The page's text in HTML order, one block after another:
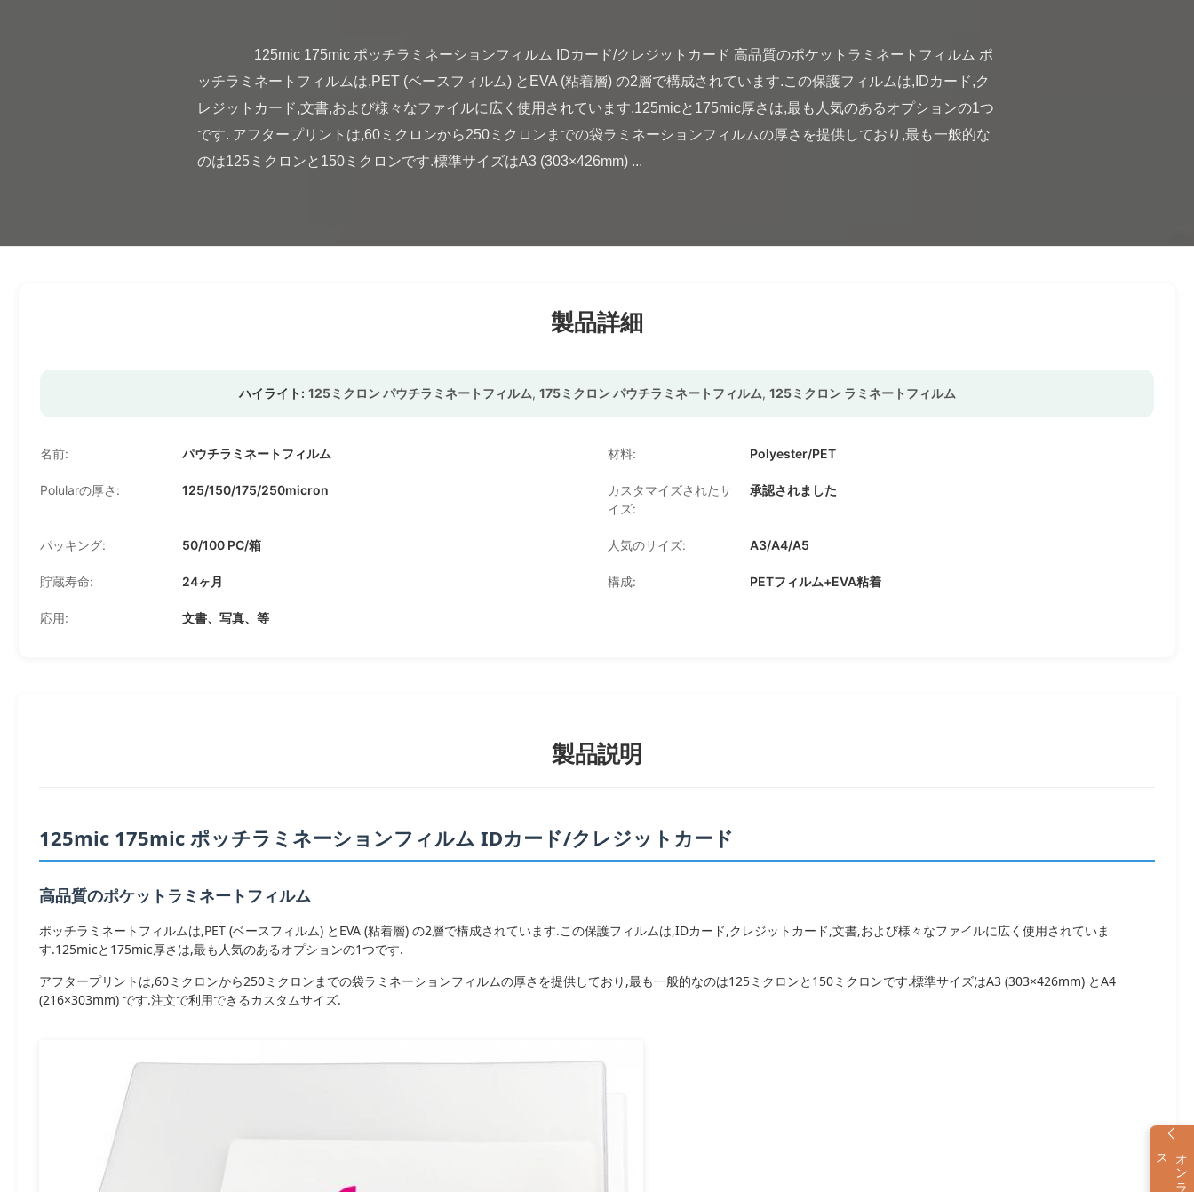
ス
ッチラミネートフィルムは,PET (ベースフィルム) とEVA (粘着層) の2層で構成されています.この保護フィルムは,IDカード,ク
レジットカード,文書,および様々なファイルに広く使用されています.125micと175mic厚さは,最も人気のあるオプションの1つ
です. アフタープリントは,60ミクロンから250ミクロンまでの袋ラミネーションフィルムの厚さを提供しており,最も一般的な
のは125ミクロンと150ミクロンです.標準サイズはA3 (303×426mm) ...
製品詳細
ハイライト: 125ミクロン パウチラミネートフィルム, 175ミクロン パウチラミネートフィルム, 125ミクロン ラミネートフィルム
名前: パウチラミネートフィルム 材料: Polyester/PET
Polularの厚さ: 125/150/175/250micron
カスタマイズされたサ
イズ:
承認されました
パッキング: 50/100 PC/箱 人気のサイズ: A3/A4/A5
貯蔵寿命: 24ヶ月 構成: PETフィルム+EVA粘着
応用: 文書、写真、等
製品説明
125mic 175mic ポッチラミネーションフィルム IDカード/クレジットカード
高品質のポケットラミネートフィルム
ポッチラミネートフィルムは,PET (ベースフィルム) とEVA (粘着層) の2層で構成されています.この保護フィルムは,IDカード,クレジットカード,文書,および様々なファイルに広く使用されていま
す.125micと175mic厚さは,最も人気のあるオプションの1つです.
アフタープリントは,60ミクロンから250ミクロンまでの袋ラミネーションフィルムの厚さを提供しており,最も一般的なのは125ミクロンと150ミクロンです.標準サイズはA3 (303×426mm) とA4
(216×303mm) です.注文で利用できるカスタムサイズ.